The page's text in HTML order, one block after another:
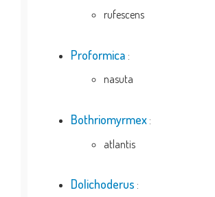
rufescens
Proformica :
nasuta
Bothriomyrmex :
atlantis
Dolichoderus :